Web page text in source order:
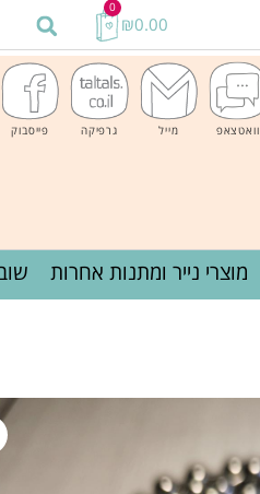
₪0.00
0
וואטצאפ מייל גרפיקה פייסבוק
מוצרי נייר ומתנות אחרות